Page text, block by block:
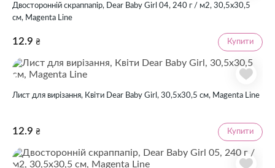
Двосторонній скраппапір, Dear Baby Girl 04, 240 г / м2, 30,5х30,5
см, Magenta Line
12.9 ₴ Купити
Лист для вирізання, Квіти Dear Baby Girl, 30,5х30,5 см, Magenta Line
12.9 ₴ Купити